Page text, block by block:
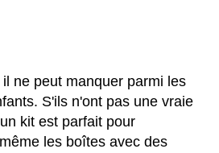
ne peut manquer parmi les
S'ils n'ont pas une vraie
kit est parfait pour
les boîtes avec des